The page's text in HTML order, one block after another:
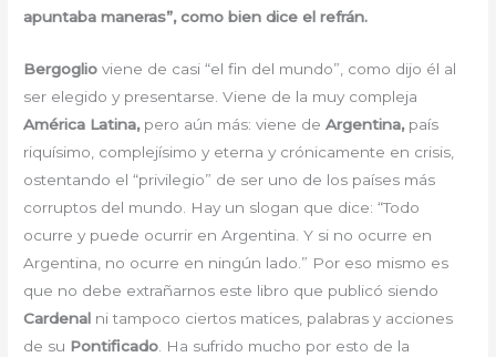
apuntaba maneras”, como bien dice el refrán.
Bergoglioviene de casi “el fin del mundo”, como dijo él al
ser elegido y presentarse. Viene de la muy compleja
América Latina, pero aún más: viene deArgentina, país
riquísimo, complejísimo y eterna y crónicamente en crisis,
ostentando el “privilegio” de ser uno de los países más
corruptos del mundo. Hay un slogan que dice: “Todo
ocurre y puede ocurrir en Argentina. Y si no ocurre en
Argentina, no ocurre en ningún lado.” Por eso mismo es
que no debe extrañarnos este libro que publicó siendo
Cardenal ni tampoco ciertos matices, palabras y acciones
de su Pontificado. Ha sufrido mucho por esto de la